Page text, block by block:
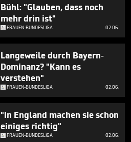
Bühl: "Glauben, dass noch
mehr drin ist"
FRAUEN-BUNDESLIGA 02.06.
Langeweile durch Bayern-
Dominanz? "Kann es
verstehen"
FRAUEN-BUNDESLIGA 02.06.
"In England machen sie schon
einiges richtig"
FRAUEN-BUNDESLIGA 02.06.